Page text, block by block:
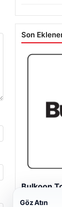
Son
Bulkoon
Göz Atın